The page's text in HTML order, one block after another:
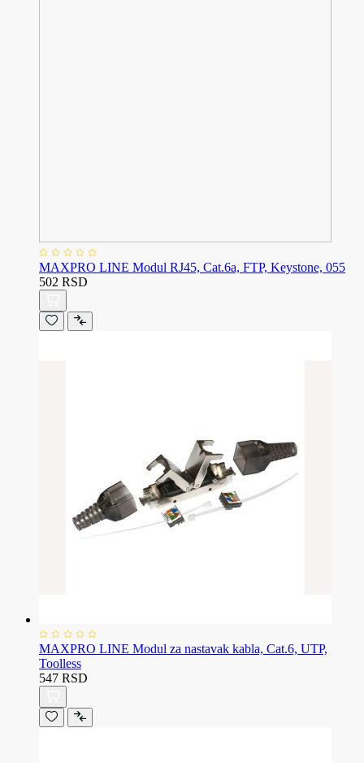
MAXPRO LINE Modul RJ45, Cat.6a, FTP, Keystone, 055
502 RSD
MAXPRO LINE Modul za nastavak kabla, Cat.6, UTP,
Toolless
547 RSD